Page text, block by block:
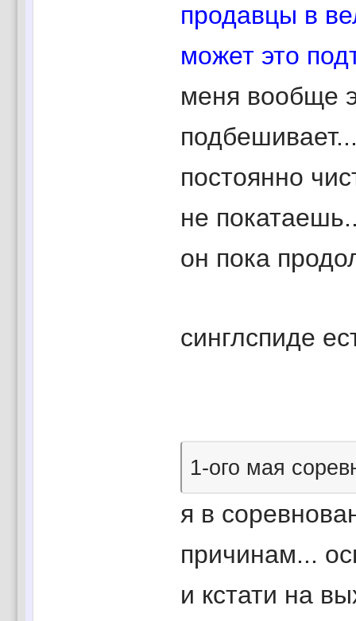
продавцы в
может это
меня вообще
постоянно
не
он пока
синглспиде
1-ого мая
я в
причинам...
и кстати на